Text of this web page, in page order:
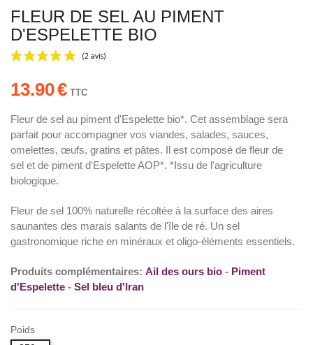
FLEUR DE SEL AU PIMENT
D'ESPELETTE BIO
(2 avis)
13.90€ TTC
Fleur de sel au piment d'Espelette bio*. Cet assemblage sera
parfait pour accompagner vos viandes, salades, sauces,
omelettes, œufs, gratins et pâtes. Il est composé de fleur de
sel et de piment d'Espelette AOP*. *Issu de l'agriculture
biologique.
Fleur de sel 100% naturelle récoltée à la surface des aires
saunantes des marais salants de l'île de ré. Un sel
gastronomique riche en minéraux et oligo-éléments essentiels.
Produits complémentaires: Ail des ours bio - Piment
d'Espelette - Sel bleu d'Iran
Poids